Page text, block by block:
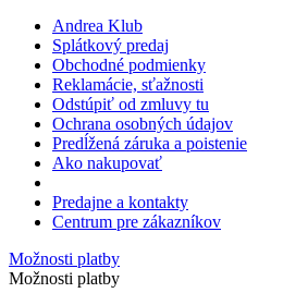
Andrea Klub
Splátkový predaj
Obchodné podmienky
Reklamácie, sťažnosti
Odstúpiť od zmluvy tu
Ochrana osobných údajov
Predĺžená záruka a poistenie
Ako nakupovať
Predajne a kontakty
Centrum pre zákazníkov
Možnosti platby
Možnosti platby